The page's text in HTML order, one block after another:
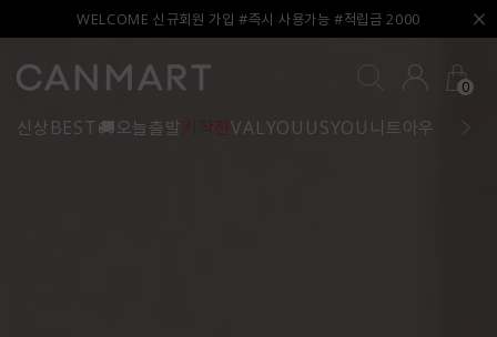
WELCOME 신규회원 가입 #즉시 사용가능 #적립금 2000
0
신상BEST🚚오늘출발키작진VALYOU USYOU 니트아우터 블